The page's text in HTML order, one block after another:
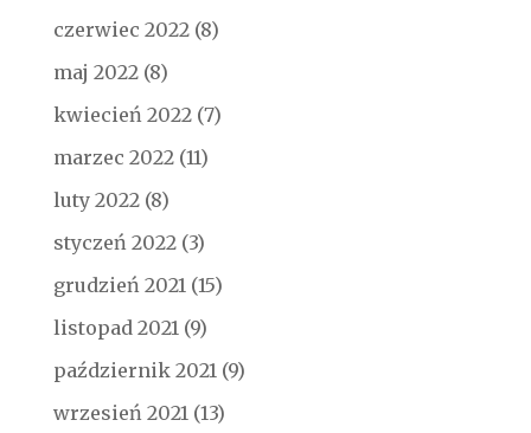
czerwiec 2022(8)
maj 2022(8)
kwiecień 2022(7)
marzec 2022(11)
luty 2022(8)
styczeń 2022(3)
grudzień 2021 (15)
listopad 2021 (9)
październik 2021 (9)
wrzesień 2021 (13)